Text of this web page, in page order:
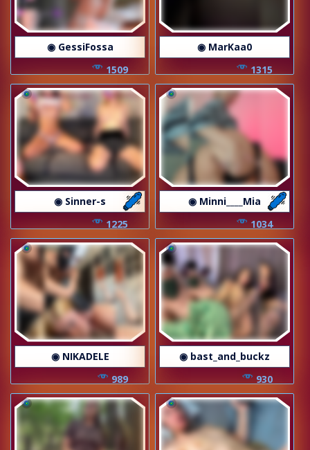
◉ GessiFossa
1509
◉ MarKaa0
1315
◉ Sinner-s
1225
◉ Minni____Mia
1034
◉ NIKADELE
989
◉ bast_and_buckz
930